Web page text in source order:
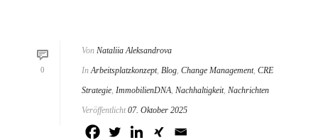
0
Von Nataliia Aleksandrova
In Arbeitsplatzkonzept, Blog, Change Management, CRE
Strategie, ImmobilienDNA, Nachhaltigkeit, Nachrichten
Veröffentlicht 07. Oktober 2025